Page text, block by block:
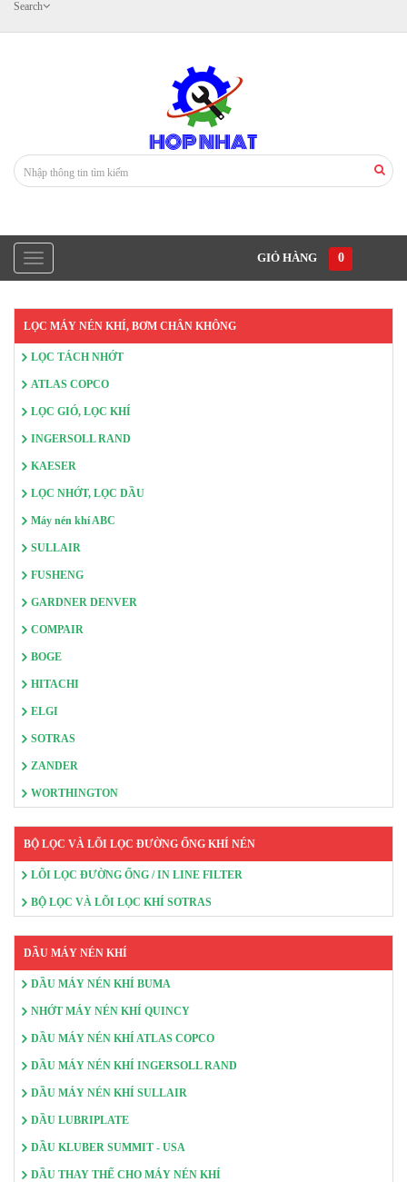
Search
GIỎ HÀNG 0
LỌC MÁY NÉN KHÍ, BƠM CHÂN KHÔNG
LỌC TÁCH NHỚT
ATLAS COPCO
LỌC GIÓ, LỌC KHÍ
INGERSOLL RAND
KAESER
LỌC NHỚT, LỌC DẦU
Máy nén khí ABC
SULLAIR
FUSHENG
GARDNER DENVER
COMPAIR
BOGE
HITACHI
ELGI
SOTRAS
ZANDER
WORTHINGTON
BỘ LỌC VÀ LÕI LỌC ĐƯỜNG ỐNG KHÍ NÉN
LÕI LỌC ĐƯỜNG ỐNG / IN LINE FILTER
BỘ LỌC VÀ LÕI LỌC KHÍ SOTRAS
DẦU MÁY NÉN KHÍ
DẦU MÁY NÉN KHÍ BUMA
NHỚT MÁY NÉN KHÍ QUINCY
DẦU MÁY NÉN KHÍ ATLAS COPCO
DẦU MÁY NÉN KHÍ INGERSOLL RAND
DẦU MÁY NÉN KHÍ SULLAIR
DẦU LUBRIPLATE
DẦU KLUBER SUMMIT - USA
DẦU THAY THẾ CHO MÁY NÉN KHÍ